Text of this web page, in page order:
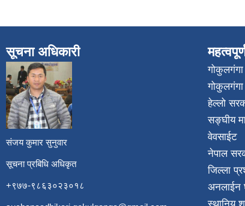
सूचना अधिकारी
संजय कुमार सुनुवार
सूचना प्रबिधि अधिकृत
+९७७-९८६३०२३०१८
हेल्लो
सङ्घीय
वेवसाईट
नेपाल
जिल्ला
अनलाईन